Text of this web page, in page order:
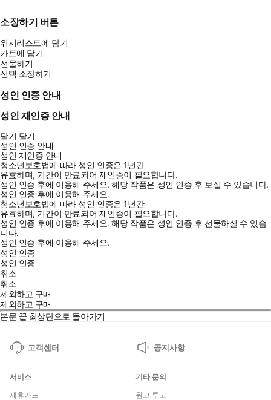
소장하기 버튼
위시리스트에 담기
카트에 담기
선물하기
선택 소장하기
성인 인증 안내
성인 재인증 안내
닫기 닫기
성인 인증 안내
성인 재인증 안내
청소년보호법에 따라 성인 인증은 1년간
유효하며, 기간이 만료되어 재인증이 필요합니다.
성인 인증 후에 이용해 주세요.해당 작품은 성인 인증 후 보실 수 있습니다.
성인 인증 후에 이용해 주세요.
청소년보호법에 따라 성인 인증은 1년간
유효하며, 기간이 만료되어 재인증이 필요합니다.
성인 인증 후에 이용해 주세요.해당 작품은 성인 인증 후 선물하실 수 있습
니다.
성인 인증 후에 이용해 주세요.
성인 인증
성인 인증
취소
취소
제외하고 구매
제외하고 구매
본문 끝 최상단으로 돌아가기
고객센터 공지사항
서비스
제휴카드
기타 문의
원고 투고